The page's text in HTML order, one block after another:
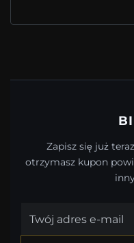
Zapisz się już
otrzymasz kupon